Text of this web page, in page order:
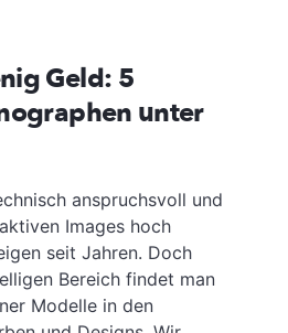
Geld: 5
unter
anspruchsvoll und
Images hoch
seit Jahren. Doch
Bereich findet man
Modelle in den